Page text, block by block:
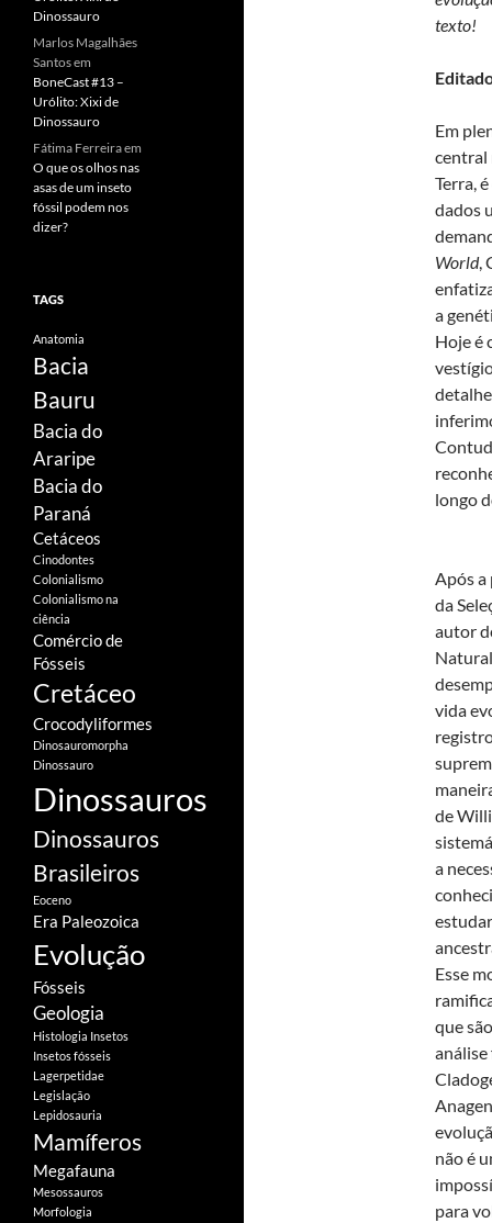
texto!
Em
central
Terra,
dados
World,
a
Hoje é
longo
Após a
da
autor
vida
de
a
Esse
que
não é
para
Dinossauro
Marlos Magalhães
Santosem
BoneCast #13 –
Urólito: Xixi de
Dinossauro
Fátima Ferreiraem
O que os olhos nas
asas de um inseto
fóssil podem nos
dizer?
TAGS
Anatomia
Bacia
Bauru
Bacia do
Araripe
Bacia do
Paraná
Cetáceos
Cinodontes
Colonialismo
Colonialismo na
ciência
Comércio de
Fósseis
Cretáceo
Crocodyliformes
Dinosauromorpha
Dinossauro
Dinossauros
Dinossauros
Brasileiros
Eoceno
Era Paleozoica
Evolução
Fósseis
Geologia
Histologia Insetos
Insetos fósseis
Lagerpetidae
Legislação
Lepidosauria
Mamíferos
Megafauna
Mesossauros
Morfologia